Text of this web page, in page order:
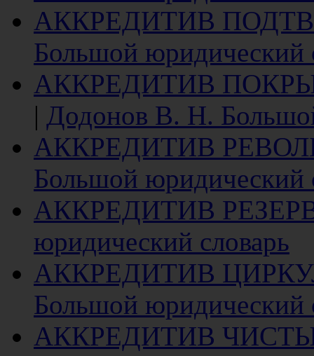
АККРЕДИТИВ
Большой юридический
АККРЕДИТИВ
| Додонов В. Н.
АККРЕДИТИВ
Большой юридический
АККРЕДИТИВ
юридический словарь
АККРЕДИТИВ
Большой юридический
АККРЕДИТИВ